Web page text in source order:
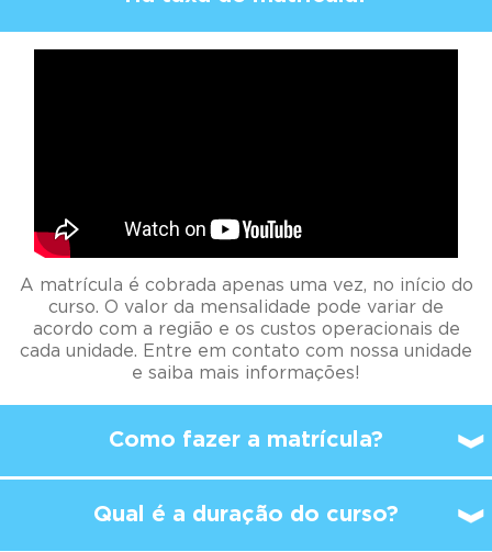
A matrícula é cobrada apenas uma vez, no início do
curso. O valor da mensalidade pode variar de
acordo com a região e os custos operacionais de
cada unidade. Entre em contato com nossa unidade
e saiba mais informações!
Como fazer a matrícula?
Qual é a duração do curso?